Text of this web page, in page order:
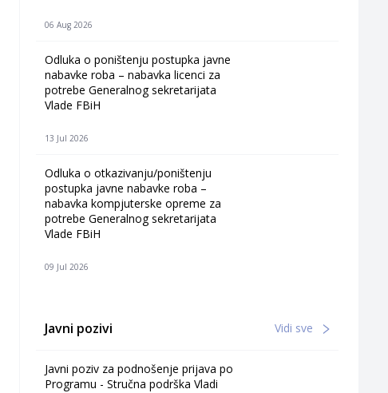
06 Aug 2026
Odluka o poništenju postupka javne
nabavke roba – nabavka licenci za
potrebe Generalnog sekretarijata
Vlade FBiH
13 Jul 2026
Odluka o otkazivanju/poništenju
postupka javne nabavke roba –
nabavka kompjuterske opreme za
potrebe Generalnog sekretarijata
Vlade FBiH
09 Jul 2026
Javni pozivi Vidi sve
Javni poziv za podnošenje prijava po
Programu - Stručna podrška Vladi